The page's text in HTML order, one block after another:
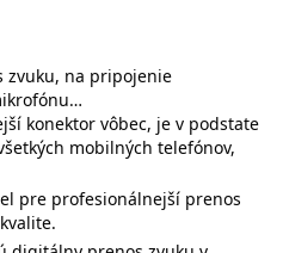
zvuku, na pripojenie
konektor vôbec, je v podstate
mobilných telefónov,
pre profesionálnejší prenos